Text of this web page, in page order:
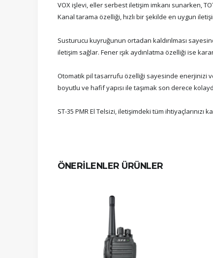
VOX işlevi, eller serbest iletişim imkanı sunarken,
Kanal tarama özelliği, hızlı bir şekilde en uygun
Susturucu kuyruğunun ortadan kaldırılması
iletişim sağlar. Fener ışık aydınlatma özelliği ise
Otomatik pil tasarrufu özelliği sayesinde enerjinizi
boyutlu ve hafif yapısı ile taşımak son derece
ST-35 PMR El Telsizi, iletişimdeki tüm ihtiyaçlarınızı
ÖNERİLENLER ÜRÜNLER